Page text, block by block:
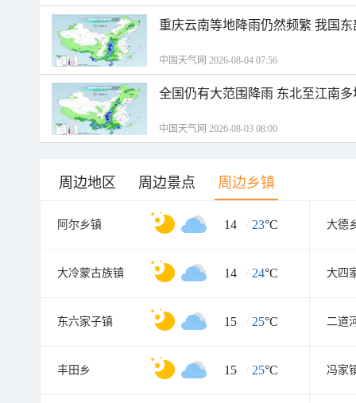
重庆云南等地降雨仍然频繁 我国
中国天气网 2026-08-04 07:56
全国仍有大范围降雨 东北至江南
中国天气网 2026-08-03 08:00
周边地区 周边景点 周边乡镇
阿尔乡镇 14 / 23°C 大德
大冷蒙古族镇 14 / 24°C 大四
东六家子镇 15 / 25°C 二道
丰田乡 15 / 25°C 冯家